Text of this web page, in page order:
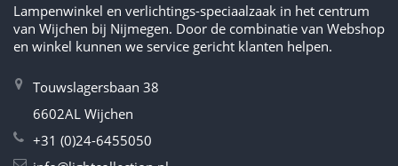
Lampenwinkel en verlichtings-speciaalzaak in het centrum
van Wijchen bij Nijmegen. Door de combinatie van Webshop
en winkel kunnen we service gericht klanten helpen.
Touwslagersbaan 38
6602AL Wijchen
+31 (0)24-6455050